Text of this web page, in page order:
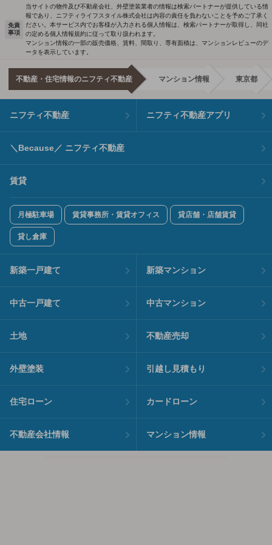
免責
事項
当サイトの物件及び不動産会社、外壁塗装業者の情報は検索パートナーが提供している情
報であり、ニフティライフスタイル株式会社は内容の責任を負わないことを予めご了承く
ださい。本サービス内でお客様が入力される個人情報は、検索パートナーが取得し、同社
の定める個人情報規約に従って取り扱われます。
マンション情報の一部の販売価格、賃料、間取り、専有面積は、マンションレビューのデ
ータを表示しています。
不動産・住宅情報のニフティ不動産 マンション情報 東京都
ニフティ不動産 ニフティ不動産アプリ
＼Because／ ニフティ不動産
賃貸
月極駐車場 賃貸事務所・賃貸オフィス 貸店舗・店舗賃貸
貸し倉庫
新築一戸建て 新築マンション
中古一戸建て 中古マンション
土地 不動産売却
外壁塗装 引越し見積もり
住宅ローン カードローン
不動産会社情報 マンション情報